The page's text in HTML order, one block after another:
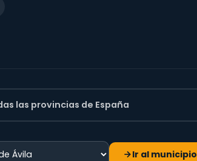
las provincias de España
Ir al municipio